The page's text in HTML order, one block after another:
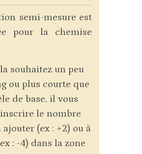
semi-mesure est
pour la chemise
souhaitez un peu
ou plus courte que
de base, il vous
le nombre
ajouter (ex : +2) ou à
: -4) dans la zone